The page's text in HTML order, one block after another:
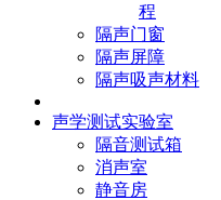
程
隔声门窗
隔声屏障
隔声吸声材料
声学测试实验室
隔音测试箱
消声室
静音房